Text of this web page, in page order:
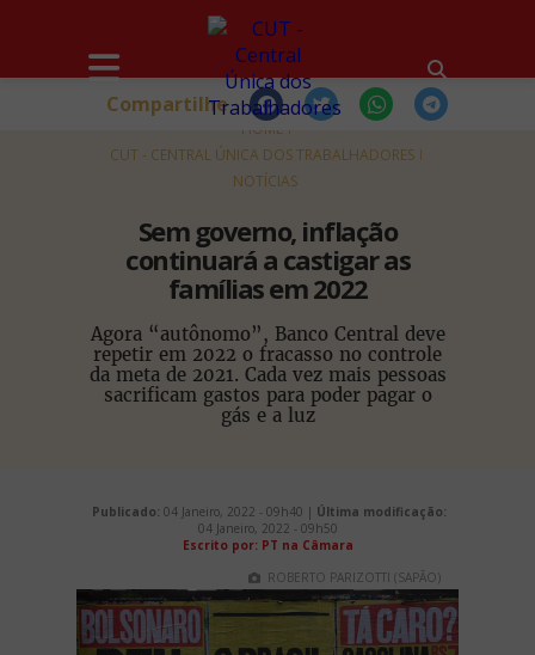
HOME
CUT - CENTRAL ÚNICA DOS TRABALHADORES
NOTÍCIAS
Sem governo, inflação
continuará a castigar as
famílias em 2022
Agora “autônomo”, Banco Central deve
repetir em 2022 o fracasso no controle
da meta de 2021. Cada vez mais pessoas
sacrificam gastos para poder pagar o
gás e a luz
Compartilhe
Publicado: 04 Janeiro, 2022 - 09h40 | Última modificação:
04 Janeiro, 2022 - 09h50
Escrito por: PT na Câmara
ROBERTO PARIZOTTI (SAPÃO)